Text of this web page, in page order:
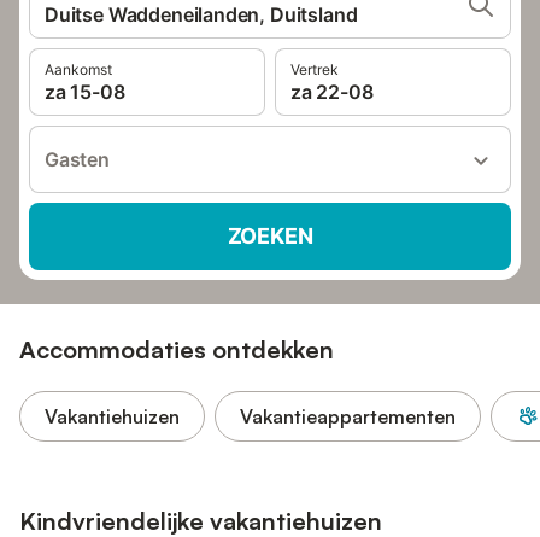
Duitse Waddeneilanden, Duitsland
Aankomst
za 15-08
Vertrek
za 22-08
Gasten
ZOEKEN
Accommodaties ontdekken
Vakantiehuizen Vakantieappartementen
Kindvriendelijke vakantiehuizen